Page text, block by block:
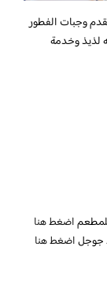
ويقدم وجبات الفطور
لذيذ وخدمة
اضغط هنا
جوجلاضغط هنا